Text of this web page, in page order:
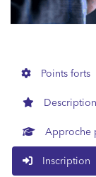
Points forts
Approche
Inscription